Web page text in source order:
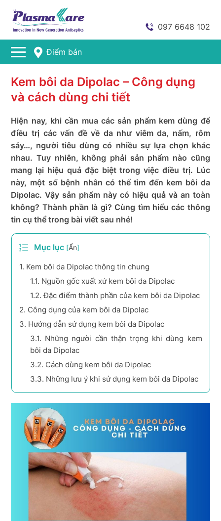
097 6648 102
Điểm bán
Kem bôi da Dipolac – Công dụng
và cách dùng chi tiết
Hiện nay, khi cần mua các sản phẩm kem dùng để
điều trị các vấn đề về da như viêm da, nấm, rôm
sảy…, người tiêu dùng có nhiều sự lựa chọn khác
nhau. Tuy nhiên, không phải sản phẩm nào cũng
mang lại hiệu quả đặc biệt trong việc điều trị. Lúc
này, một số bệnh nhân có thể tìm đến kem bôi da
Dipolac. Vậy sản phẩm này có hiệu quả và an toàn
không? Thành phần là gì? Cùng tìm hiểu các thông
tin cụ thể trong bài viết sau nhé!
Mục lục [Ẩn]
1. Kem bôi da Dipolac thông tin chung
1.1. Nguồn gốc xuất xứ kem bôi da Dipolac
1.2. Đặc điểm thành phần của kem bôi da Dipolac
2. Công dụng của kem bôi da Dipolac
3. Hướng dẫn sử dụng kem bôi da Dipolac
3.1. Những người cần thận trọng khi dùng kem
bôi da Dipolac
3.2. Cách dùng kem bôi da Dipolac
3.3. Những lưu ý khi sử dụng kem bôi da Dipolac